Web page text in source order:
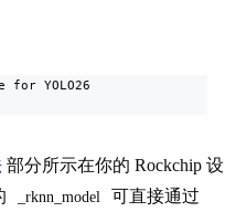
YOLO26
部分所示在你的 Rockchip 设
_rknn_model 可直接通过